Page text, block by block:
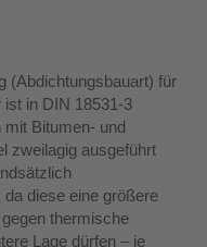
(Abdichtungsbauart) für
in DIN 18531-3
Bitumen- und
zweilagig ausgeführt
diese eine größere
thermische
Lage dürfen – je